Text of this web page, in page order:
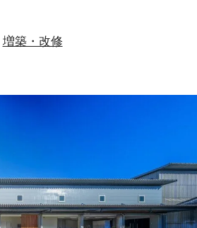
増築・改修